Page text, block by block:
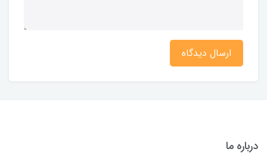
ارسال دیدگاه
درباره ما